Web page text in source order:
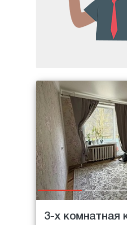
3-х комнатная